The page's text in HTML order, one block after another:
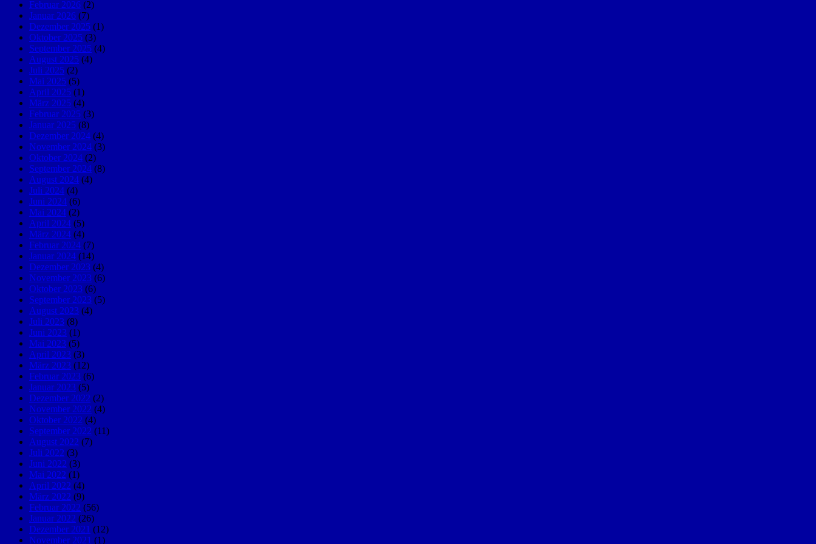
Februar 2026 (2)
Januar 2026 (7)
Dezember 2025 (1)
Oktober 2025 (3)
September 2025 (4)
August 2025 (4)
Juli 2025 (2)
Mai 2025 (5)
April 2025 (1)
März 2025 (4)
Februar 2025 (3)
Januar 2025 (8)
Dezember 2024 (4)
November 2024 (3)
Oktober 2024 (2)
September 2024 (8)
August 2024 (4)
Juli 2024 (4)
Juni 2024 (6)
Mai 2024 (2)
April 2024 (5)
März 2024 (4)
Februar 2024 (7)
Januar 2024 (14)
Dezember 2023 (4)
November 2023 (6)
Oktober 2023 (6)
September 2023 (5)
August 2023 (4)
Juli 2023 (8)
Juni 2023 (1)
Mai 2023 (5)
April 2023 (3)
März 2023 (12)
Februar 2023 (6)
Januar 2023 (5)
Dezember 2022 (2)
November 2022 (4)
Oktober 2022 (4)
September 2022 (11)
August 2022 (7)
Juli 2022 (3)
Juni 2022 (3)
Mai 2022 (1)
April 2022 (4)
März 2022 (9)
Februar 2022 (56)
Januar 2022 (26)
Dezember 2021 (12)
November 2021 (1)